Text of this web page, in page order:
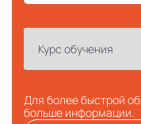
Для более быстрой
больше информации.